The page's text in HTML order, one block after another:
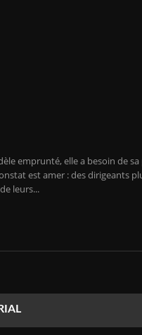
emprunté, elle a besoin de
est amer : des dirigeants
leurs...